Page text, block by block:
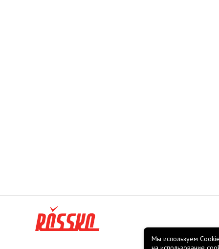
Мы используем